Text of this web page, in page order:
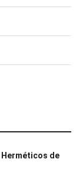
de